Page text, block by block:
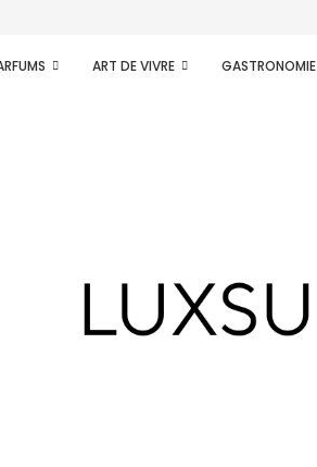
ART DE VIVRE GASTRONOMIE